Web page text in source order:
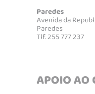
Paredes
Avenida da
Paredes
Tlf. 255 777 237
APOIO AO